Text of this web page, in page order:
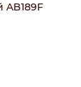
AB189F